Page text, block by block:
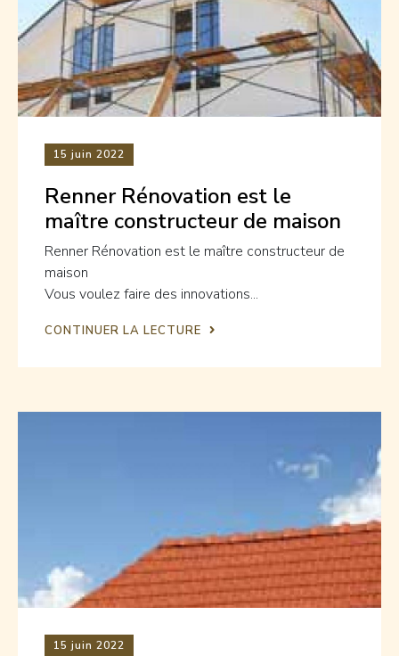
15 juin 2022
Renner Rénovation est le
maître constructeur de maison
Renner Rénovation est le maître constructeur de
maison
Vous voulez faire des innovations...
CONTINUER LA LECTURE
15 juin 2022